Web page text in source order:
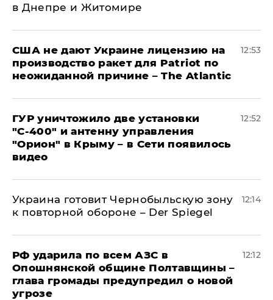
в Днепре и Житомире
США не дают Украине лицензию на
производство ракет для Patriot по
неожиданной причине – The Atlantic
12:53
ГУР уничтожило две установки
"С‑400" и антенну управления
"Орион" в Крыму – в Сети появилось
видео
12:52
Украина готовит Чернобыльскую зону
к повторной обороне – Der Spiegel
12:14
РФ ударила по всем АЗС в
Опошнянской общине Полтавщины –
глава громады предупредил о новой
угрозе
12:12